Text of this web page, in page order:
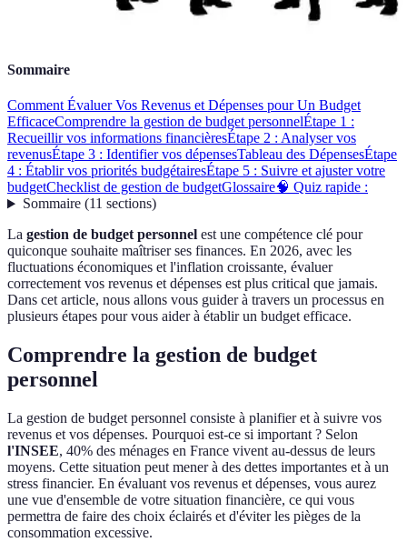
Sommaire
Comment Évaluer Vos Revenus et Dépenses pour Un Budget
EfficaceComprendre la gestion de budget personnelÉtape 1 :
Recueillir vos informations financièresÉtape 2 : Analyser vos
revenusÉtape 3 : Identifier vos dépensesTableau des DépensesÉtape
4 : Établir vos priorités budgétairesÉtape 5 : Suivre et ajuster votre
budgetChecklist de gestion de budgetGlossaire🧠 Quiz rapide :
Sommaire(11 sections)
La gestion de budget personnel est une compétence clé pour
quiconque souhaite maîtriser ses finances. En 2026, avec les
fluctuations économiques et l'inflation croissante, évaluer
correctement vos revenus et dépenses est plus critical que jamais.
Dans cet article, nous allons vous guider à travers un processus en
plusieurs étapes pour vous aider à établir un budget efficace.
Comprendre la gestion de budget
personnel
La gestion de budget personnel consiste à planifier et à suivre vos
revenus et vos dépenses. Pourquoi est-ce si important ? Selon
l'INSEE, 40% des ménages en France vivent au-dessus de leurs
moyens. Cette situation peut mener à des dettes importantes et à un
stress financier. En évaluant vos revenus et dépenses, vous aurez
une vue d'ensemble de votre situation financière, ce qui vous
permettra de faire des choix éclairés et d'éviter les pièges de la
consommation excessive.